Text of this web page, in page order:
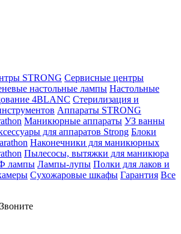
STRONG Сервисные центры
настольные лампы Настольные
4BLANC Стерилизация и
Аппараты STRONG
Маникюрные аппараты УЗ ванны
для аппаратов Strong Блоки
Наконечники для маникюрных
Пылесосы, вытяжки для маникюра
лампы Лампы-лупы Полки для лаков и
Сухожаровые шкафы Гарантия Все